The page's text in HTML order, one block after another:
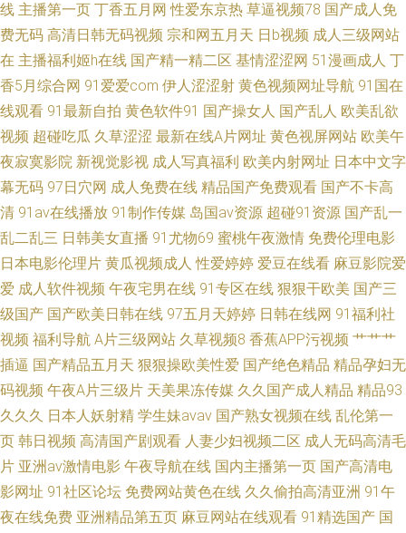
欧美性生活BB片 无码欧美一区 91v国产视频 人人操免费 AV鲁鲁亚洲 91国产
人妖 日本黑丝大乳后入 福利看片网av 影音先锋三级网络 精品一线视频 91黄
內射 人妖网站 欧美一区二区免费人妻 欧美视频在线直播 香蕉视频下载黄 91
超碰在线五月 91网站免费123 91视频网站男女 91社抖音在线 91蜜桃短视频
91九色海角社区 91黑丝后入 91福利群 91成人看片
线 主播第一页 丁香五月网 性爱东京热 草逼视频78 国产成人免
费无码 高清日韩无码视频 宗和网五月天 日b视频 成人三级网站
在 主播福利姬h在线 国产精一精二区 基情涩涩网 51漫画成人 丁
香5月综合网 91爱爱com 伊人涩涩射 黄色视频网址导航 91国在
线观看 91最新自拍 黄色软件91 国产操女人 国产乱人 欧美乱欲
视频 超碰吃瓜 久草涩涩 最新在线A片网址 黄色视屏网站 欧美午
夜寂寞影院 新视觉影视 成人写真福利 欧美内射网址 日本中文字
幕无码 97日穴网 成人免费在线 精品国产免费观看 国产不卡高
清 91av在线播放 91制作传媒 岛国av资源 超碰91资源 国产乱一
乱二乱三 日韩美女直播 91尤物69 蜜桃午夜激情 免费伦理电影
日本电影伦理片 黄瓜视频成人 性爱婷婷 爱豆在线看 麻豆影院爱
爱 成人软件视频 午夜宅男在线 91专区在线 狠狠干欧美 国产三
级国产 国产欧美日韩在线 97五月天婷婷 日韩在线网 91福利社
视频 福利导航 A片三级网站 久草视频8 香蕉APP污视频 艹艹艹
插逼 国产精品五月天 狠狠操欧美性爱 国产绝色精品 精品孕妇无
码视频 午夜A片三级片 天美果冻传媒 久久国产成人精品 精品93
久久久 日本人妖射精 学生妹avav 国产熟女视频在线 乱伦第一
页 韩日视频 高清国产剧观看 人妻少妇视频二区 成人无码高清毛
片 亚洲av激情电影 午夜导航在线 国内主播第一页 国产高清电
影网址 91社区论坛 免费网站黄色在线 久久偷拍高清亚洲 91午
夜在线免费 亚洲精品第五页 麻豆网站在线观看 91精选国产 国